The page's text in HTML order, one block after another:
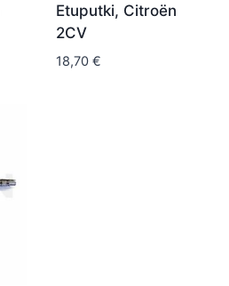
Etuputki, Citroën
2CV
18,70 €